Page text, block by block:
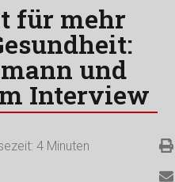
für mehr
und
Interview
4 Minuten